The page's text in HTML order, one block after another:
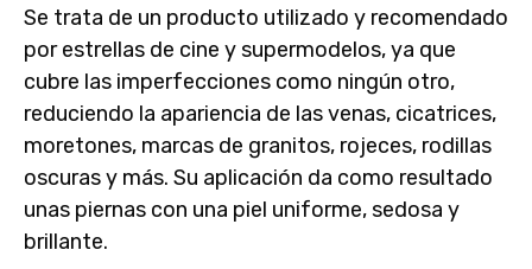
Se trata de un producto utilizado y recomendado
por estrellas de cine y supermodelos, ya que
cubre las imperfecciones como ningún otro,
reduciendo la apariencia de las venas, cicatrices,
moretones, marcas de granitos, rojeces, rodillas
oscuras y más. Su aplicación da como resultado
unas piernas con una piel uniforme, sedosa y
brillante.